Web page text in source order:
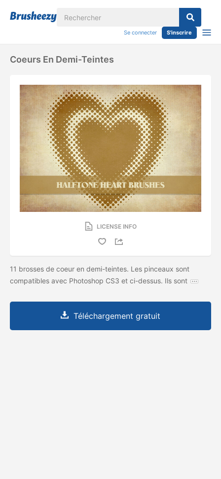
Se connecter S'inscrire
Coeurs En Demi-Teintes
LICENSE INFO
11 brosses de coeur en demi-teintes. Les pinceaux sont
compatibles avec Photoshop CS3 et ci-dessus. Ils sont
Téléchargement gratuit